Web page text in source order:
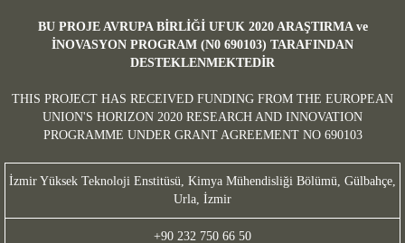
BU PROJE AVRUPA BİRLİĞİ UFUK 2020 ARAŞTIRMA ve
İNOVASYON PROGRAM (N0 690103) TARAFINDAN
DESTEKLENMEKTEDİR
THIS PROJECT HAS RECEIVED FUNDING FROM THE EUROPEAN
UNION'S HORIZON 2020 RESEARCH AND INNOVATION
PROGRAMME UNDER GRANT AGREEMENT NO 690103
İzmir Yüksek Teknoloji Enstitüsü, Kimya Mühendisliği Bölümü, Gülbahçe,
Urla, İzmir
+90 232 750 66 50